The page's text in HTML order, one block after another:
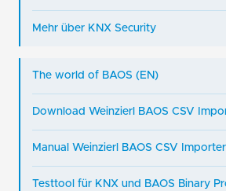
Mehr über KNX Security
The world of BAOS (EN)
Download Weinzierl BAOS CSV
Manual Weinzierl BAOS CSV Importer
Testtool für KNX und BAOS Binary